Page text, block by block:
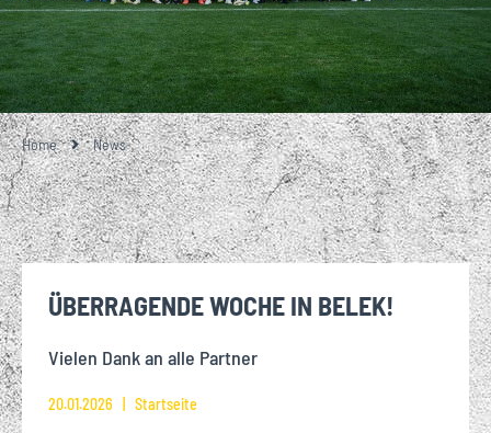
Home News
ÜBERRAGENDE WOCHE IN BELEK!
Vielen Dank an alle Partner
20.01.2026 Startseite